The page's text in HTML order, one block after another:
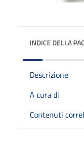
INDICE DELLA
Descrizione
A cura di
Contenuti